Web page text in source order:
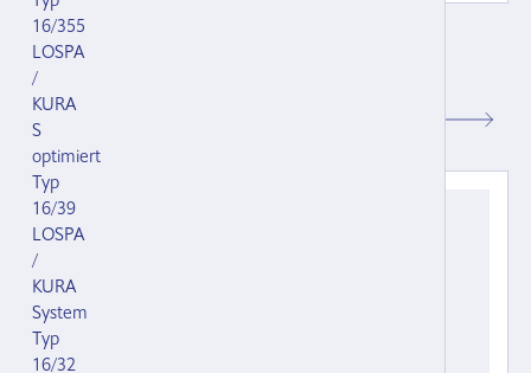
16/355
LOSPA
/
KURA
S
optimiert
Typ
16/39
LOSPA
/
KURA
System
Typ
16/32
Spreizkette Rollomat, kompl. mit
Wirbel, Panikverschluss und zwei
124706.000